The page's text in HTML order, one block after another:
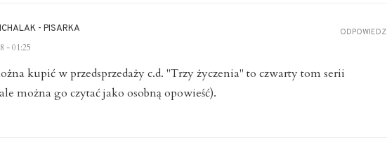
- PISARKA
- 01:25
kupić w przedsprzedaży c.d. "Trzy życzenia" to czwarty tom serii
można go czytać jako osobną opowieść).
ODPOWIEDZ